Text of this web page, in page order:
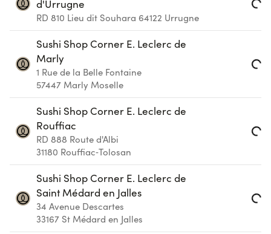
d'Urrugne
RD 810 Lieu dit Souhara 64122 Urrugne Loading...
Sushi Shop Corner E. Leclerc de
Marly
1 Rue de la Belle Fontaine
57447 Marly Moselle Loading...
Sushi Shop Corner E. Leclerc de
Rouffiac
RD 888 Route d'Albi
31180 Rouffiac‑Tolosan Loading...
Sushi Shop Corner E. Leclerc de
Saint Médard en Jalles
34 Avenue Descartes
33167 St Médard en Jalles Loading...